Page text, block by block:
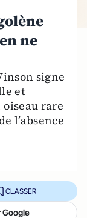
ne
signe
et
rare
l’absence
CLASSER